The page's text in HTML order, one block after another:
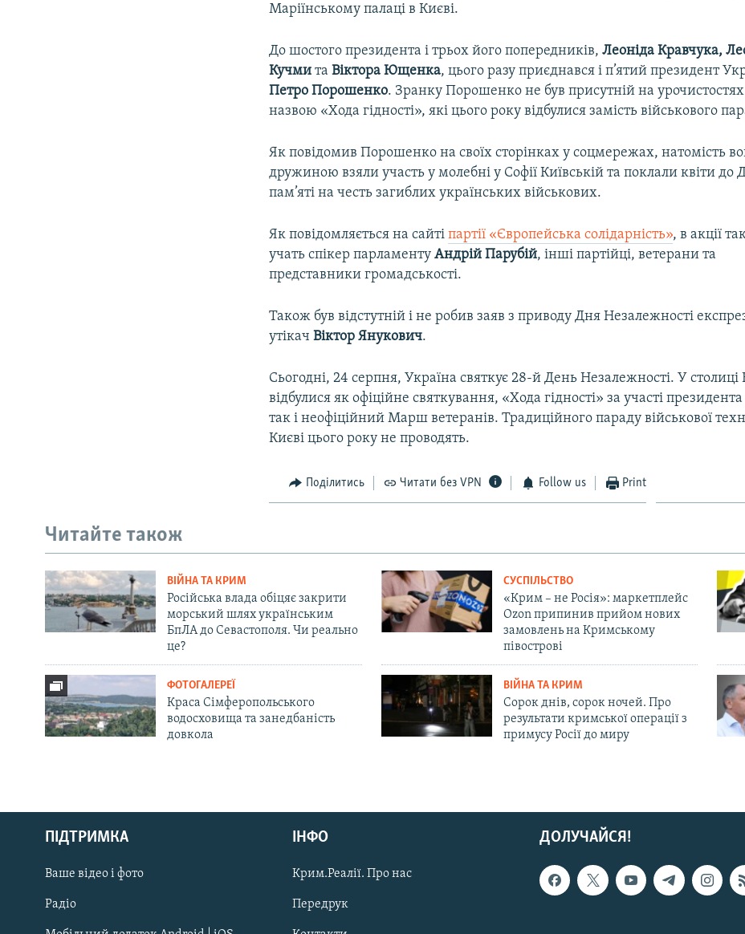
Русский
Qırımtatar
ДОЛУЧАЙСЯ!
Маріїнському палаці в Києві.
До шостого президента і трьох його попередників,Леоніда Кравчука,
Кучмита Віктора Ющенка, цього разу приєднався і п’ятий президент
Петро Порошенко. Зранку Порошенко не був присутній на урочистостях
назвою «Хода гідності», які цього року відбулися замість військового
Як повідомив Порошенко на своїх сторінках у соцмережах, натомість
дружиною взяли участь у молебні у Софії Київській та поклали квіти до
пам’яті на честь загиблих українських військових.
Як повідомляється на сайтіпартії «Європейська солідарність», в акції
учать спікер парламентуАндрій Парубій, інші партійці, ветерани та
представники громадськості.
Також був відстутній і не робив заяв з приводу Дня Незалежності
утікач Віктор Янукович.
Сьогодні, 24 серпня, Україна святкує 28-й День Незалежності. У столиці
відбулися як офіційне святкування, «Хода гідності» за участі
так і неофіційний Марш ветеранів. Традиційного параду військової
Києві цього року не проводять.
Поділитись Читати без VPN Follow us Print
Читайте також
ВІЙНА ТА КРИМ
Російська влада обіцяє закрити
морський шлях українським
БпЛА до Севастополя. Чи реально
це?
СУСПІЛЬСТВО
«Крим – не Росія»: маркетплейс
Ozon припинив прийом нових
замовлень на Кримському
півострові
ФОТОГАЛЕРЕЇ
Краса Сімферопольського
водосховища та занедбаність
довкола
ВІЙНА ТА КРИМ
Сорок днів, сорок ночей. Про
результати кримської операції з
примусу Росії до миру
ДОЛУЧАЙСЯ!
ПІДТРИМКА
Ваше відео і фото
Радіо
ІНФО
Крим.Реалії. Про нас
Передрук